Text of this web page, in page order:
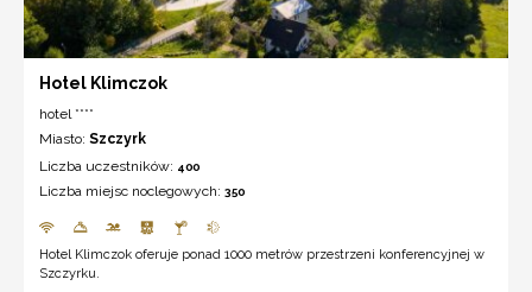
Hotel Klimczok
hotel ****
Miasto: Szczyrk
Liczba uczestników: 400
Liczba miejsc noclegowych: 350
Hotel Klimczok oferuje ponad 1000 metrów przestrzeni konferencyjnej w
Szczyrku.